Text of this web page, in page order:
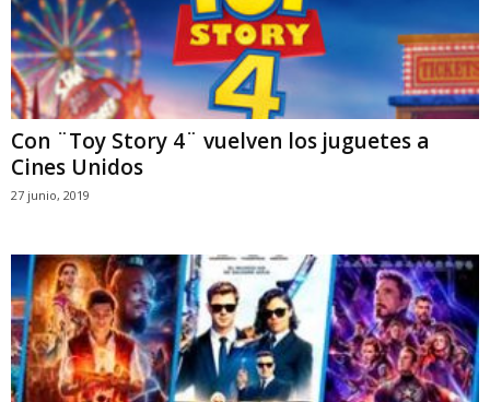
Con ¨Toy Story 4¨ vuelven los juguetes a
Cines Unidos
27 junio, 2019